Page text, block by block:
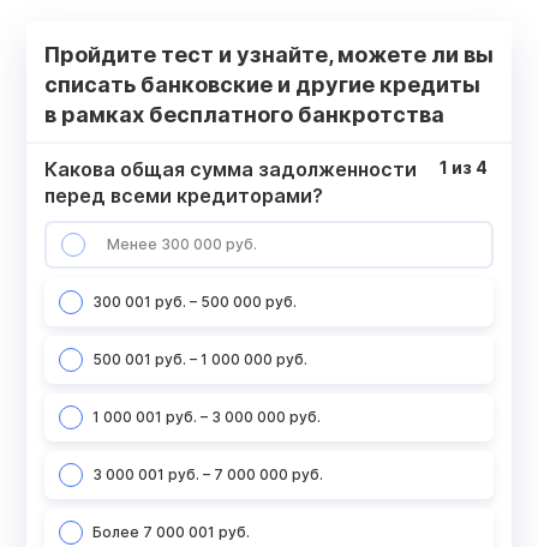
Пройдите тест и узнайте, можете ли вы
списать банковские и другие кредиты
в рамках бесплатного банкротства
Какова общая сумма задолженности
перед всеми кредиторами?
Менее 300 000 руб.
300 001 руб. – 500 000 руб.
500 001 руб. – 1 000 000 руб.
1 000 001 руб. – 3 000 000 руб.
3 000 001 руб. – 7 000 000 руб.
Более 7 000 001 руб.
1 из 4